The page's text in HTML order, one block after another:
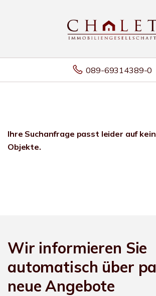
089-69314389-0
Ihre Suchanfrage passt leider auf
Objekte.
Wir informieren Sie
automatisch über
neue Angebote